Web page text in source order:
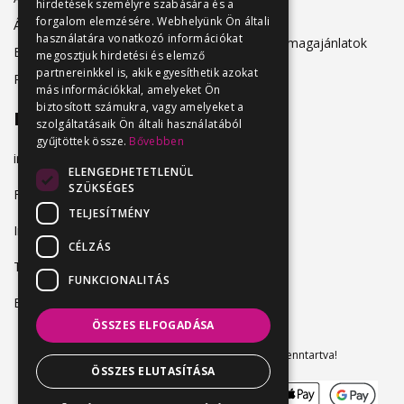
Álláskeresőknek
Belépés
Regisztráció
Adatkezelés
Hirdetési csomagajánlatok
Elérhetőség
info@vendeglatosmelok.hu
Facebook
Instagram
TikTok
Blog
Vendeglatosmelok.hu © 2024. Minden jog fenntartva!
hirdetések személyre szabására és a
forgalom elemzésére. Webhelyünk Ön általi
használatára vonatkozó információkat
megosztjuk hirdetési és elemző
partnereinkkel is, akik egyesíthetik azokat
más információkkal, amelyeket Ön
biztosított számukra, vagy amelyeket a
szolgáltatásaik Ön általi használatából
gyűjtöttek össze. Bővebben
ELENGEDHETETLENÜL
SZÜKSÉGES
TELJESÍTMÉNY
CÉLZÁS
FUNKCIONALITÁS
ÖSSZES ELFOGADÁSA
ÖSSZES ELUTASÍTÁSA